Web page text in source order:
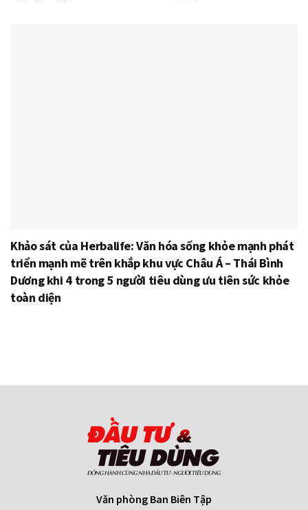
Khảo sát của Herbalife: Văn hóa sống khỏe mạnh phát
triển mạnh mẽ trên khắp khu vực Châu Á – Thái Bình
Dương khi 4 trong 5 người tiêu dùng ưu tiên sức khỏe
toàn diện
Văn phòng Ban Biên Tập